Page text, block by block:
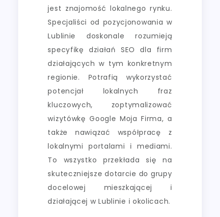
jest znajomość lokalnego rynku.
Specjaliści od pozycjonowania w
Lublinie doskonale rozumieją
specyfikę działań SEO dla firm
działających w tym konkretnym
regionie. Potrafią wykorzystać
potencjał lokalnych fraz
kluczowych, zoptymalizować
wizytówkę Google Moja Firma, a
także nawiązać współpracę z
lokalnymi portalami i mediami.
To wszystko przekłada się na
skuteczniejsze dotarcie do grupy
docelowej mieszkającej i
działającej w Lublinie i okolicach.